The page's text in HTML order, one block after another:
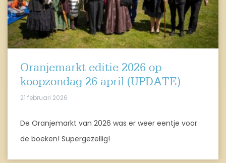
Oranjemarkt editie 2026 op
koopzondag 26 april (UPDATE)
21 februari 2026
De Oranjemarkt van 2026 was er weer eentje voor
de boeken! Supergezellig!